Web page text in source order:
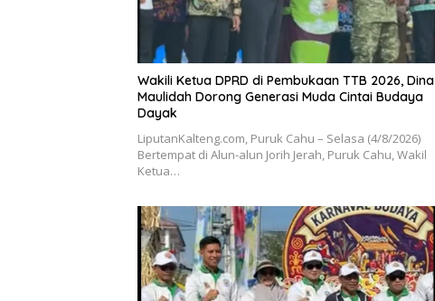
Wakili Ketua DPRD di Pembukaan TTB 2026, Dina
Maulidah Dorong Generasi Muda Cintai Budaya
Dayak
LiputanKalteng.com, Puruk Cahu – Selasa (4/8/2026)
Bertempat di Alun-alun Jorih Jerah, Puruk Cahu, Wakil
Ketua…